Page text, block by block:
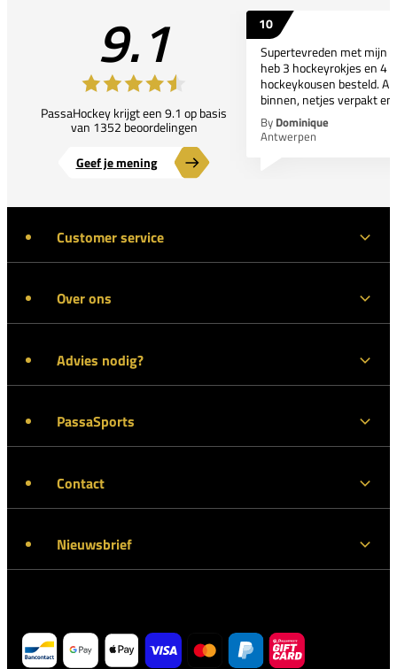
9.1
PassaHockey krijgt een 9.1 op basis
van 1352 beoordelingen
Geef je mening
10
Supertevreden met mijn
heb 3 hockeyrokjes en 4
hockeykousen besteld.
binnen, netjes verpakt
By Dominique
Antwerpen
Customer service
Over ons
Advies nodig?
PassaSports
Contact
Nieuwsbrief